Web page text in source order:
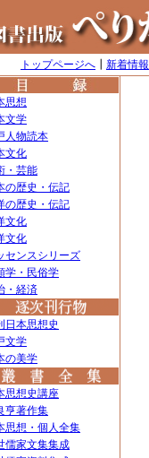
トップページへ 新着情報
思想
文学
人物読本
文化
・芸能
の歴史・伝記
の歴史・伝記
文化
文化
センスシリーズ
学・民俗学
・経済
日本思想史
文学
の美学
思想史講座
亨著作集
思想・個人全集
儒家文集集成